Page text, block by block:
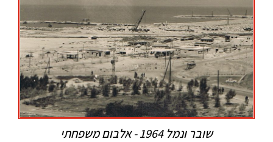
שובר ונמל 1964 - אלבום משפחתי